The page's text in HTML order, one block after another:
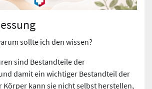
sollte ich den wissen?
sind Bestandteile der
damit ein wichtiger Bestandteil der
Körper kann sie nicht selbst herstellen,